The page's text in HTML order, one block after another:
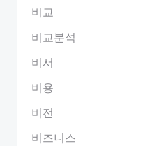
비교
비교분석
비서
비용
비전
비즈니스